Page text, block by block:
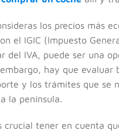
los precios más
el IGIC (Impuesto
del IVA, puede ser una
hay que evaluar
y los trámites que se
la península.
crucial tener en cuenta